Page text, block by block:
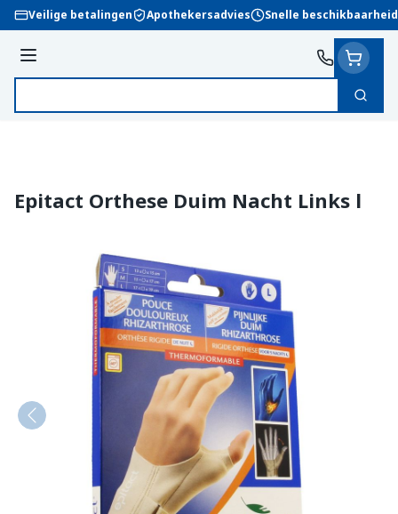
Ga naar de inhoud
Veilige betalingen Apothekersadvies Snelle beschikbaarheid
Menu
Zoek
Epitact Orthese Duim Nacht Links l